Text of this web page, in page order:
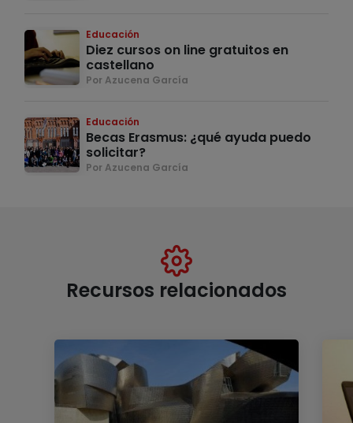
Educación
Diez cursos on line gratuitos en
castellano
Por Azucena García
Educación
Becas Erasmus: ¿qué ayuda puedo
solicitar?
Por Azucena García
Recursos relacionados